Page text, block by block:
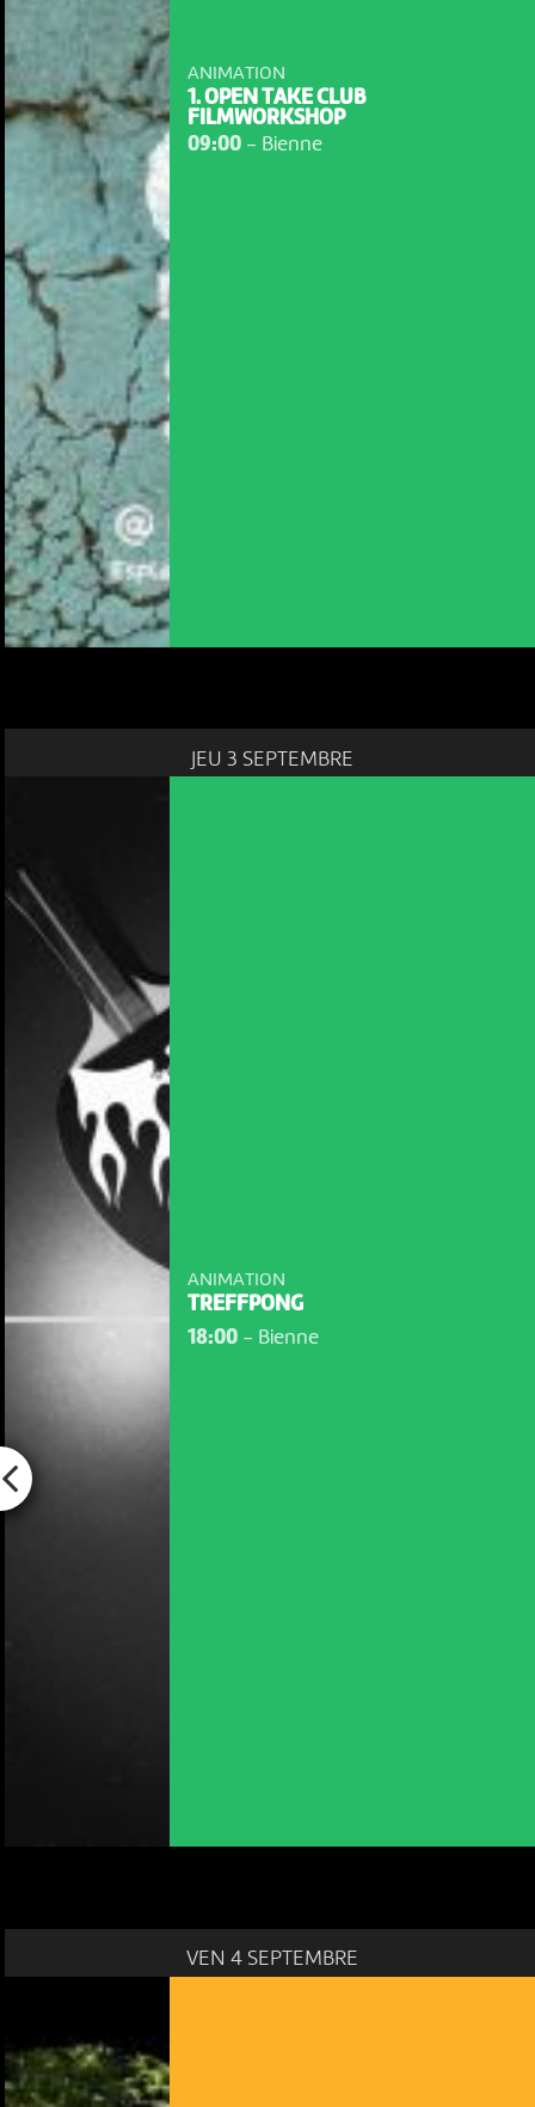
ANIMATION
1. OPEN TAKE CLUB
FILMWORKSHOP
09:00- Bienne
JEU 3 SEPTEMBRE
ANIMATION
TREFFPONG
18:00- Bienne
VEN 4 SEPTEMBRE